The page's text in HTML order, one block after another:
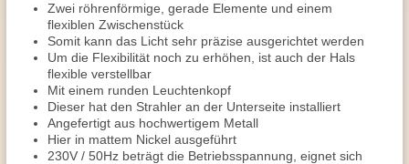
Zwei röhrenförmige, gerade Elemente und einem
flexiblen Zwischenstück
Somit kann das Licht sehr präzise ausgerichtet werden
Um die Flexibilität noch zu erhöhen, ist auch der Hals
flexible verstellbar
Mit einem runden Leuchtenkopf
Dieser hat den Strahler an der Unterseite installiert
Angefertigt aus hochwertigem Metall
Hier in mattem Nickel ausgeführt
230V / 50Hz beträgt die Betriebsspannung, eignet sich